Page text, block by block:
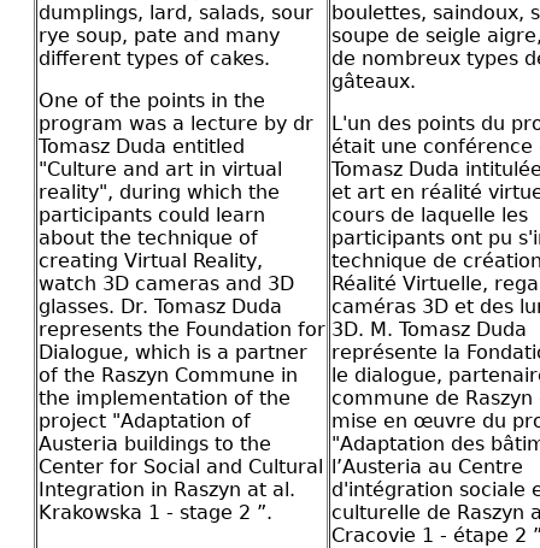
dumplings, lard, salads, sour
rye soup, pate and many
different types of cakes.
One of the points in the
program was a lecture by dr
Tomasz Duda entitled
"Culture and art in virtual
reality", during which the
participants could learn
about the technique of
creating Virtual Reality,
watch 3D cameras and 3D
glasses. Dr. Tomasz Duda
represents the Foundation for
Dialogue, which is a partner
of the Raszyn Commune in
the implementation of the
project "Adaptation of
Austeria buildings to the
Center for Social and Cultural
Integration in Raszyn at al.
Krakowska 1 - stage 2 ”.
boulettes, saindoux,
soupe de seigle
de nombreux types
gâteaux.
L'un des points du
était une conférence
Tomasz Duda
et art en réalité
cours de laquelle les
participants ont pu
technique de
Réalité Virtuelle,
caméras 3D et des
3D. M. Tomasz Duda
représente la
le dialogue,
commune de Raszyn
mise en œuvre du
"Adaptation des
l’Austeria au Centre
d'intégration sociale
culturelle de Raszyn
Cracovie 1 - étape 2